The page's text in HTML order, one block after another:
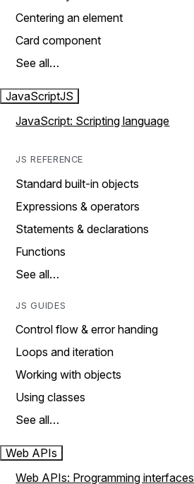
Centering an element
Card component
See all…
JavaScriptJS
JavaScript: Scripting language
JS REFERENCE
Standard built-in objects
Expressions & operators
Statements & declarations
Functions
See all…
JS GUIDES
Control flow & error handing
Loops and iteration
Working with objects
Using classes
See all…
Web APIs
Web APIs: Programming interfaces